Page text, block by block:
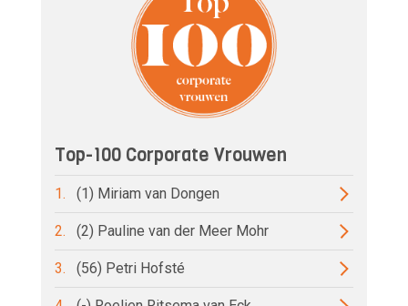
Top-100 Corporate Vrouwen
1. (1) Miriam van Dongen
2. (2) Pauline van der Meer Mohr
3. (56) Petri Hofsté